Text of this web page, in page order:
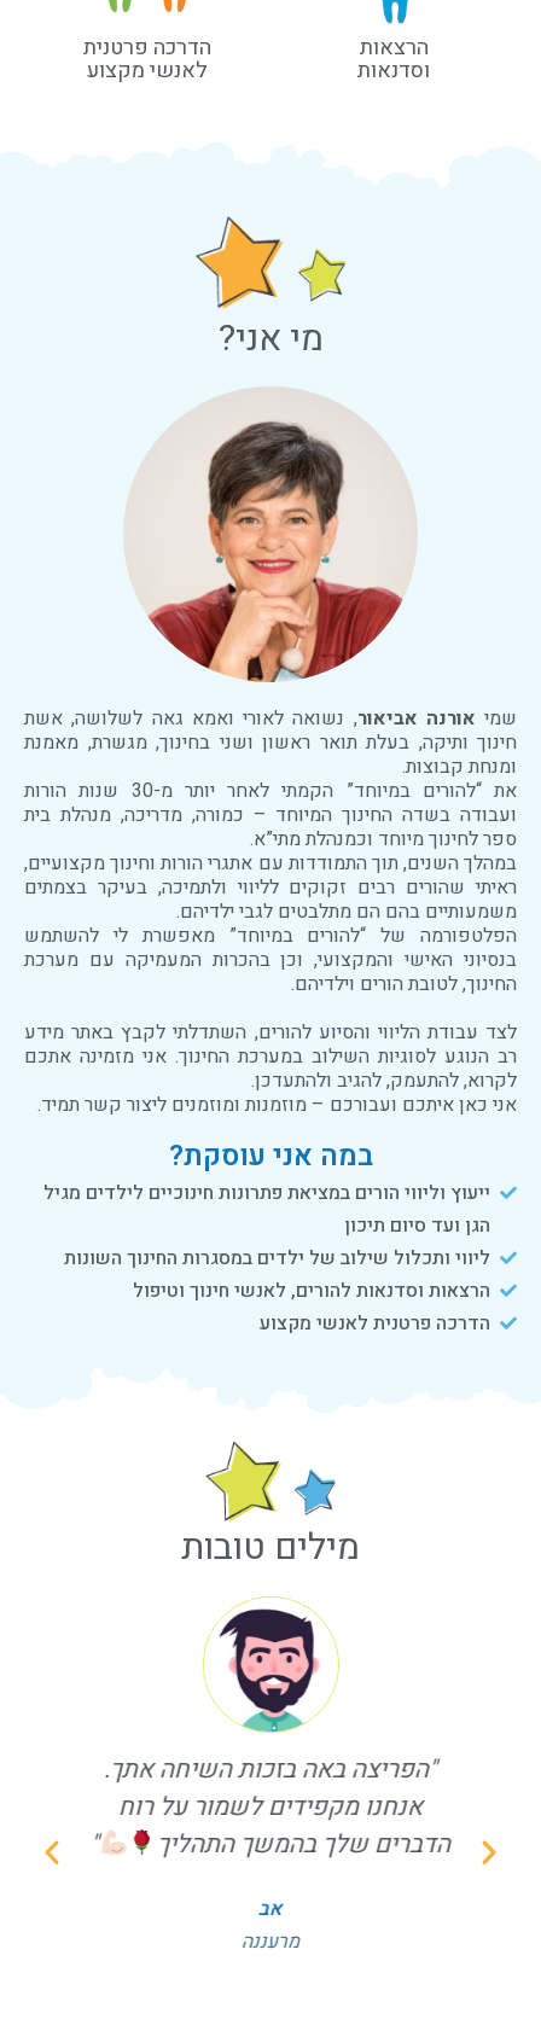
הרצאות
וסדנאות
הדרכה פרטנית
לאנשי מקצוע
מי אני?
שמי אורנה אביאור, נשואה לאורי ואמא גאה לשלושה, אשת
חינוך ותיקה, בעלת תואר ראשון ושני בחינוך, מגשרת, מאמנת
ומנחת קבוצות.
את “להורים במיוחד” הקמתי לאחר יותר מ-30 שנות הורות
ועבודה בשדה החינוך המיוחד – כמורה, מדריכה, מנהלת בית
ספר לחינוך מיוחד וכמנהלת מתי”א.
במהלך השנים, תוך התמודדות עם אתגרי הורות וחינוך מקצועיים,
ראיתי שהורים רבים זקוקים לליווי ולתמיכה, בעיקר בצמתים
משמעותיים בהם הם מתלבטים לגבי ילדיהם.
הפלטפורמה של “להורים במיוחד” מאפשרת לי להשתמש
בנסיוני האישי והמקצועי, וכן בהכרות המעמיקה עם מערכת
החינוך, לטובת הורים וילדיהם.
לצד עבודת הליווי והסיוע להורים, השתדלתי לקבץ באתר מידע
רב הנוגע לסוגיות השילוב במערכת החינוך. אני מזמינה אתכם
לקרוא, להתעמק, להגיב ולהתעדכן.
אני כאן איתכם ועבורכם – מוזמנות ומוזמנים ליצור קשר תמיד.
במה אני עוסקת?
ייעוץ וליווי הורים במציאת פתרונות חינוכיים לילדים מגיל
הגן ועד סיום תיכון
ליווי ותכלול שילוב של ילדים במסגרות החינוך השונות
הרצאות וסדנאות להורים, לאנשי חינוך וטיפול
הדרכה פרטנית לאנשי מקצוע
מילים טובות
"הפריצה באה בזכות השיחה אתך.
אנחנו מקפידים לשמור על רוח
הדברים שלך בהמשך התהליך
"
אב
מרעננה